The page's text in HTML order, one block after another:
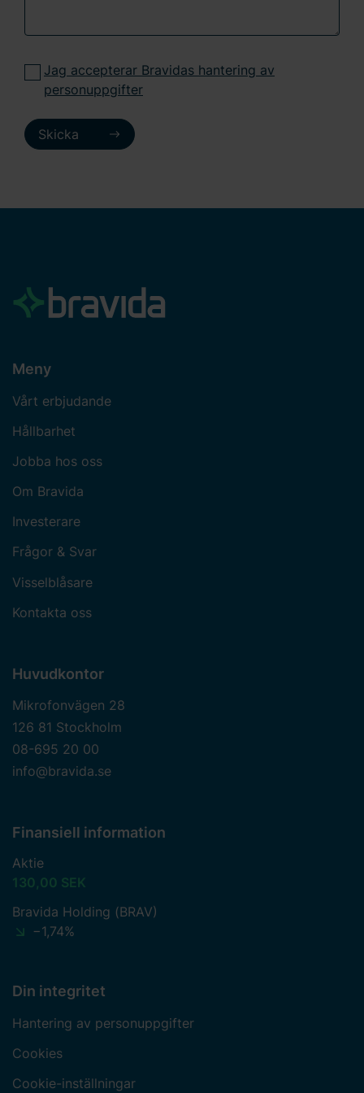
Jag accepterar Bravidas hantering av
personuppgifter
Skicka
Meny
Vårt erbjudande
Hållbarhet
Jobba hos oss
Om Bravida
Investerare
Frågor & Svar
Visselblåsare
Kontakta oss
Huvudkontor
Mikrofonvägen 28
126 81 Stockholm
08-695 20 00
info@bravida.se
Finansiell information
Aktie
130,00 SEK
Bravida Holding (BRAV)
−1,74%
Din integritet
Hantering av personuppgifter
Cookies
Cookie-inställningar